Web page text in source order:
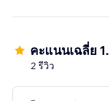
คะแนนเฉลี่ย
2 รีวิว